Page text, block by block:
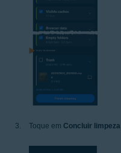
Toque em Concluir limpeza